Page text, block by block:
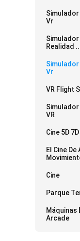
Vr
Simulador
Realidad
Vr
VR Flight
VR
Cine 5D 7D
El Cine
Cine
Parque
Máquinas
Arcade